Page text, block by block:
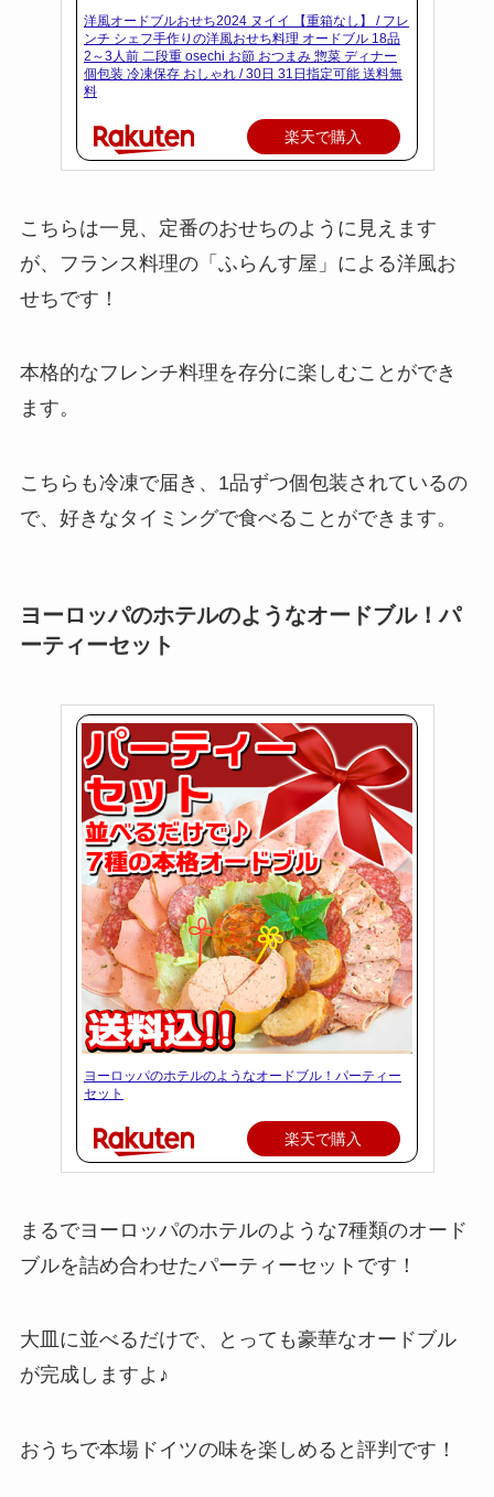
洋風オードブルおせち2024 ヌイイ 【重箱なし】 / フレ
ンチ シェフ手作りの洋風おせち料理 オードブル 18品
2～3人前 二段重 osechi お節 おつまみ 惣菜 ディナー
個包装 冷凍保存 おしゃれ / 30日 31日指定可能 送料無
料
楽天で購入
こちらは一見、定番のおせちのように見えます
が、フランス料理の「ふらんす屋」による洋風お
せちです！
本格的なフレンチ料理を存分に楽しむことができ
ます。
こちらも冷凍で届き、1品ずつ個包装されているの
で、好きなタイミングで食べることができます。
ヨーロッパのホテルのようなオードブル！パ
ーティーセット
ヨーロッパのホテルのようなオードブル！パーティー
セット
楽天で購入
まるでヨーロッパのホテルのような7種類のオード
ブルを詰め合わせたパーティーセットです！
大皿に並べるだけで、とっても豪華なオードブル
が完成しますよ♪
おうちで本場ドイツの味を楽しめると評判です！